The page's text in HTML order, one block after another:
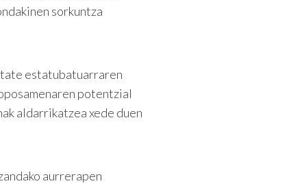
sorkuntza
estatubatuarraren
potentzial
aldarrikatzea xede duen
aurrerapen